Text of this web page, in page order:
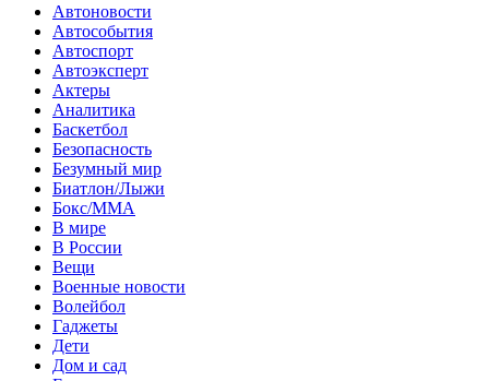
Автоновости
Автособытия
Автоспорт
Автоэксперт
Актеры
Аналитика
Баскетбол
Безопасность
Безумный мир
Биатлон/Лыжи
Бокс/MMA
В мире
В России
Вещи
Военные новости
Волейбол
Гаджеты
Дети
Дом и сад